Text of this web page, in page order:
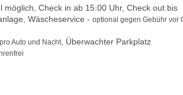
Check in ab 15:00 Uhr, Check out bis
Wäscheservice - optional gegen Gebühr vor
Auto und Nacht , Überwachter Parkplatz